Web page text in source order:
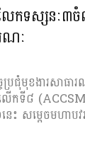
ែកទស្សនៈ
ណៈ
រជុំមុខងារសាធា
កទី៨
េះ សម្ដេចមហាប